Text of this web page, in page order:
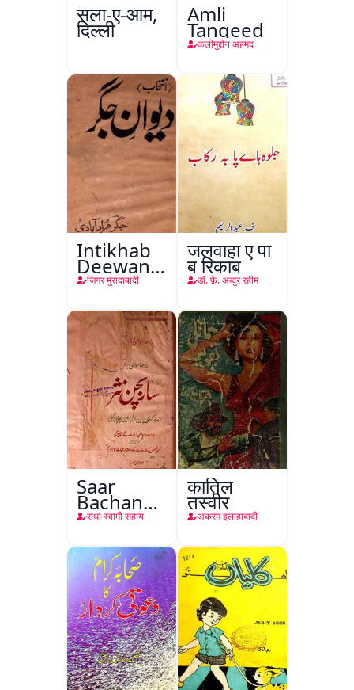
सला-ए-आम,
दिल्ली
Amli
Tanqeed
कलीमुद्दीन अहमद
Intikhab
Deewan-
e-Jigar
जिगर मुरादाबादी
जलवाहा ए पा
ब रिकाब
डाॅ. फ़े. अब्दुर रहीम
Saar
Bachan
Nasr
राधा स्वामी सहाय
कातिल
तस्वीर
अकरम इलाहाबादी